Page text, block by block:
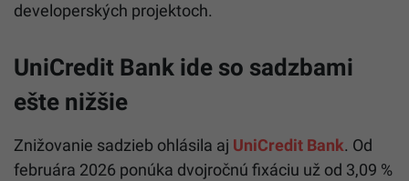
developerských projektoch.
UniCredit Bank ide so sadzbami
ešte nižšie
Znižovanie sadzieb ohlásila aj UniCredit Bank. Od
februára 2026 ponúka dvojročnú fixáciu už od 3,09 %